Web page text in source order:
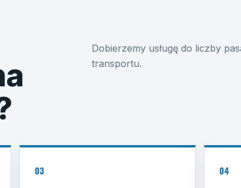
Dobierzemy usługę do liczby
transportu.
03 04